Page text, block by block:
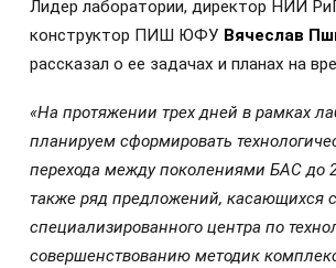
Лидер лаборатории, директор НИИ
конструктор ПИШ ЮФУ Вячеслав
рассказал о ее задачах и планах на
«На протяжении трех дней в рамках
планируем сформировать
перехода между поколениями БАС до
также ряд предложений, касающихся
специализированного центра по
совершенствованию методик